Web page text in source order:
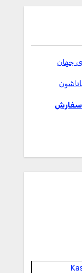
جهان
سفارش